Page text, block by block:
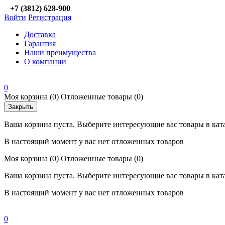
+7 (3812) 628-900
Войти Регистрация
Доставка
Гарантия
Наши преимущества
О компании
0
Моя корзина (0) Отложенные товары (0)
Закрыть
Ваша корзина пуста. Выберите интересующие вас товары в
В настоящий момент у вас нет отложенных товаров
Моя корзина (0) Отложенные товары (0)
Ваша корзина пуста. Выберите интересующие вас товары в
В настоящий момент у вас нет отложенных товаров
0